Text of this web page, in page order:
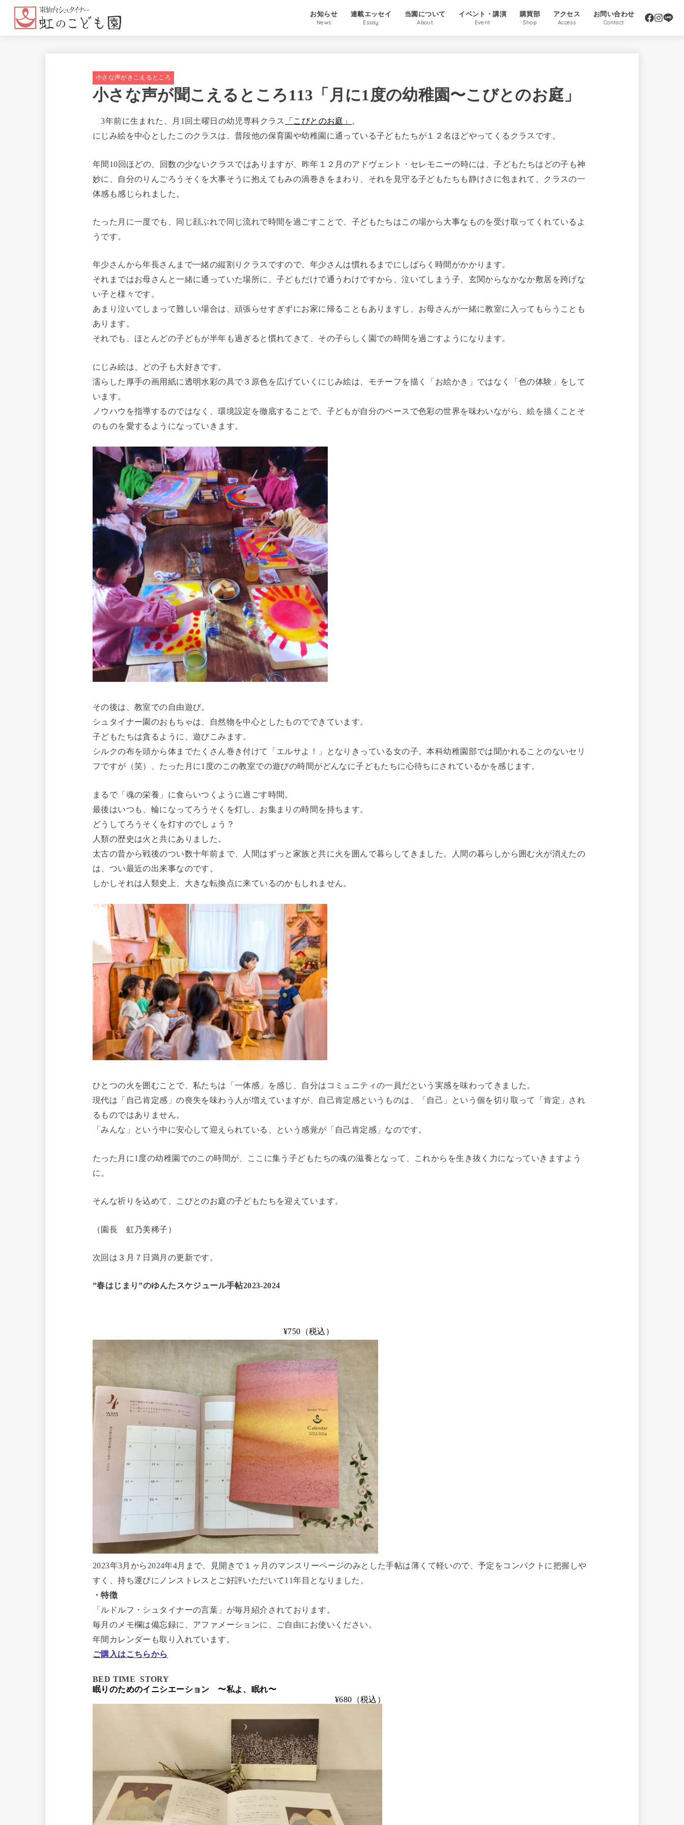
お知らせ
News
連載エッセイ
Essay
当園について
About
イベント・講演
Event
購買部
Shop
アクセス
Access
お問い合わせ
Contact
小さな声がきこえるところ
小さな声が聞こえるところ113「月に1度の幼稚園〜こびとのお庭」
3年前に生まれた、月1回土曜日の幼児専科クラス 「こびとのお庭」 。
にじみ絵を中心としたこのクラスは、普段他の保育園や幼稚園に通っている子どもたちが１２名ほどやってくるクラスです。
年間10回ほどの、回数の少ないクラスではありますが、昨年１２月のアドヴェント・セレモニーの時には、子どもたちはどの子も神
妙に、自分のりんごろうそくを大事そうに抱えてもみの渦巻きをまわり、それを見守る子どもたちも静けさに包まれて、クラスの一
体感も感じられました。
たった月に一度でも、同じ顔ぶれで同じ流れで時間を過ごすことで、子どもたちはこの場から大事なものを受け取ってくれているよ
うです。
年少さんから年長さんまで一緒の縦割りクラスですので、年少さんは慣れるまでにしばらく時間がかかります。
それまではお母さんと一緒に通っていた場所に、子どもだけで通うわけですから、泣いてしまう子、玄関からなかなか敷居を跨げな
い子と様々です。
あまり泣いてしまって難しい場合は、頑張らせすぎずにお家に帰ることもありますし、お母さんが一緒に教室に入ってもらうことも
あります。
それでも、ほとんどの子どもが半年も過ぎると慣れてきて、その子らしく園での時間を過ごすようになります。
にじみ絵は、どの子も大好きです。
濡らした厚手の画用紙に透明水彩の具で３原色を広げていくにじみ絵は、モチーフを描く「お絵かき」ではなく「色の体験」をして
います。
ノウハウを指導するのではなく、環境設定を徹底することで、子どもが自分のペースで色彩の世界を味わいながら、絵を描くことそ
のものを愛するようになっていきます。
その後は、教室での自由遊び。
シュタイナー園のおもちゃは、自然物を中心としたものでできています。
子どもたちは貪るように、遊びこみます。
シルクの布を頭から体までたくさん巻き付けて「エルサよ！」となりきっている女の子。本科幼稚園部では聞かれることのないセリ
フですが（笑）、たった月に1度のこの教室での遊びの時間がどんなに子どもたちに心待ちにされているかを感じます。
まるで「魂の栄養」に食らいつくように過ごす時間。
最後はいつも、輪になってろうそくを灯し、お集まりの時間を持ちます。
どうしてろうそくを灯すのでしょう？
人類の歴史は火と共にありました。
太古の昔から戦後のつい数十年前まで、人間はずっと家族と共に火を囲んで暮らしてきました。人間の暮らしから囲む火が消えたの
は、つい最近の出来事なのです。
しかしそれは人類史上、大きな転換点に来ているのかもしれません。
ひとつの火を囲むことで、私たちは「一体感」を感じ、自分はコミュニティの一員だという実感を味わってきました。
現代は「自己肯定感」の喪失を味わう人が増えていますが、自己肯定感というものは、「自己」という個を切り取って「肯定」され
るものではありません。
「みんな」という中に安心して迎えられている、という感覚が「自己肯定感」なのです。
たった月に1度の幼稚園でのこの時間が、ここに集う子どもたちの魂の滋養となって、これからを生き抜く力になっていきますよう
に。
そんな祈りを込めて、こびとのお庭の子どもたちを迎えています。
（園長 虹乃美稀子）
次回は３月７日満月の更新です。
”春はじまり”のゆんたスケジュール手帖2023-2024
¥750（税込）
2023年3月から2024年4月まで、見開きで１ヶ月のマンスリーページのみとした手帖は薄くて軽いので、予定をコンパクトに把握しや
すく、持ち運びにノンストレスとご好評いただいて11年目となりました。
・特徴
「ルドルフ・シュタイナーの言葉」が毎月紹介されております。
毎月のメモ欄は備忘録に、アファメーションに、ご自由にお使いください。
年間カレンダーも取り入れています。
ご購入はこちらから
BED TIME STORY
眠りのためのイニシエーション 〜私よ、眠れ〜
¥680（税込）